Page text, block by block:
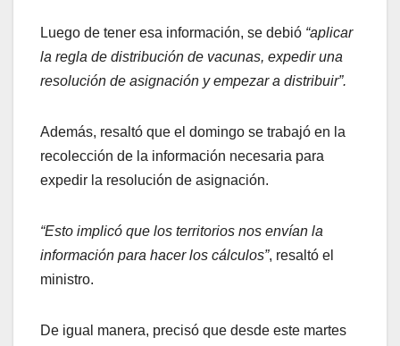
Luego de tener esa información, se debió “aplicar
la regla de distribución de vacunas, expedir una
resolución de asignación y empezar a distribuir”.
Además, resaltó que el domingo se trabajó en la
recolección de la información necesaria para
expedir la resolución de asignación.
“Esto implicó que los territorios nos envían la
información para hacer los cálculos”, resaltó el
ministro.
De igual manera, precisó que desde este martes